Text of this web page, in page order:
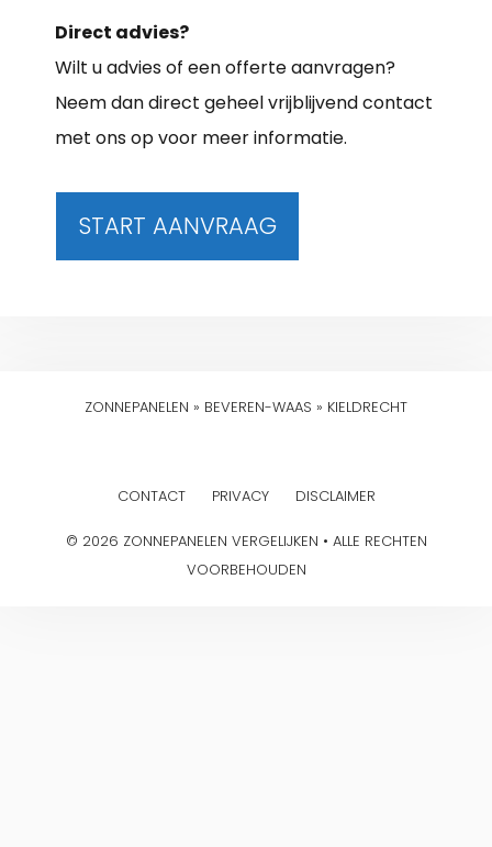
Direct advies?
Wilt u advies of een offerte aanvragen?
Neem dan direct geheel vrijblijvend contact
met ons op voor meer informatie.
START AANVRAAG
ZONNEPANELEN » BEVEREN-WAAS » KIELDRECHT
CONTACT PRIVACY DISCLAIMER
© 2026 ZONNEPANELEN VERGELIJKEN • ALLE RECHTEN
VOORBEHOUDEN